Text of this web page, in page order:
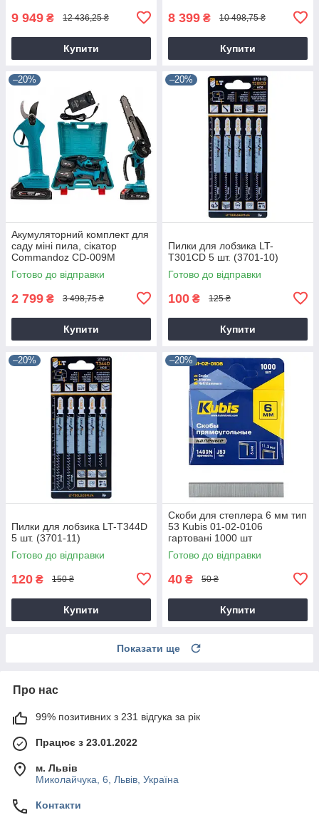
9 949 ₴ 12 436,25 ₴
Купити
8 399 ₴ 10 498,75 ₴
Купити
–20%
Акумуляторний комплект для
саду міні пила, сікатор
Commandoz CD-009M
Готово до відправки
2 799 ₴ 3 498,75 ₴
Купити
–20%
Пилки для лобзика LT-
T301CD 5 шт. (3701-10)
Готово до відправки
100 ₴ 125 ₴
Купити
–20%
Пилки для лобзика LT-T344D
5 шт. (3701-11)
Готово до відправки
120 ₴ 150 ₴
Купити
–20%
Скоби для степлера 6 мм тип
53 Kubis 01-02-0106
гартовані 1000 шт
Готово до відправки
40 ₴ 50 ₴
Купити
Показати ще
Про нас
99% позитивних з 231 відгука за рік
Працює з 23.01.2022
м. Львів
Миколайчука, 6, Львів, Україна
Контакти